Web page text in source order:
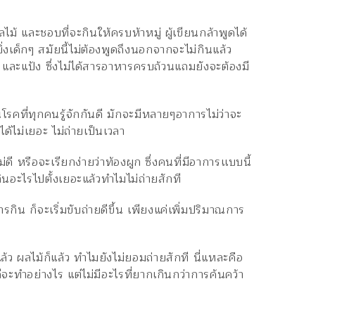
ม้ และชอบที่จะกินให้ครบห้าหมู่ ผู้เขียนกล้าพูดได้
ด็กๆ สมัยนี้ไม่ต้องพูดถึงนอกจากจะไม่กินแล้ว
ะแป้ง ซึ่งไม่ได้สารอาหารครบถ้วนแถมยังจะต้องมี
รคที่ทุกคนรู้จักกันดี มักจะมีหลายๆอาการไม่ว่าจะ
ม่เยอะ ไม่ถ่ายเป็นเวลา
ดี หรือจะเรียกง่ายว่าท้องผูก ซึ่งคนที่มีอาการเเบบนี้
ะไรไปตั้งเยอะแล้วทำไมไม่ถ่ายสักที
น ก็จะเริ่มขับถ่ายดีขึ้น เพียงแค่เพิ่มปริมาณการ
ผลไม้ก็แล้ว ทำไมยังไม่ยอมถ่ายสักที นี่แหละคือ
ทำอย่างไร แต่ไม่มีอะไรที่ยากเกินกว่าการค้นคว้า